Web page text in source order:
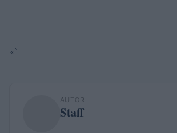
«`
AUTOR
Staff